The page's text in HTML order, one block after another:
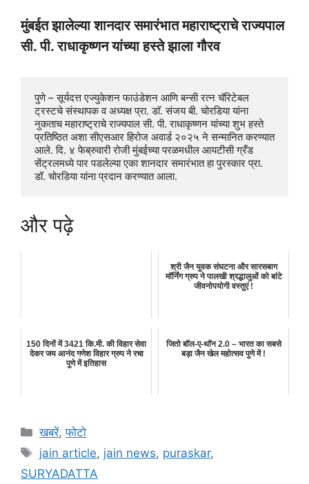
मुंबईत झालेल्या शानदार समारंभात महाराष्ट्राचे राज्यपाल
सी. पी. राधाकृष्णन यांच्या हस्ते झाला गौरव
पुणे – सूर्यदत्त एज्युकेशन फाउंडेशन आणि बन्सी रत्न चॅरिटेबल
ट्रस्टचे संस्थापक व अध्यक्ष प्रा. डाॅ. संजय बी. चोरडिया यांना
नुकताच महाराष्ट्राचे राज्यपाल सी. पी. राधाकृष्णन यांच्या शुभ हस्ते
प्रतिष्ठित अशा सीएसआर हिरोज अवार्ड २०२५ ने सन्मानित करण्यात
आले. दि. ४ फेब्रुवारी रोजी मुंबईच्या परळमधील आयटीसी ग्रँड
सेंट्रलमध्ये पार पडलेल्या एका शानदार समारंभात हा पुरस्कार प्रा.
डॉ. चोरडिया यांना प्रदान करण्यात आला.
और पढ़े
श्री जैन युवक संघटना और सारसबाग
मॉर्निंग ग्रुप ने पालखी श्रद्धालुओं को बांटे
जीवनोपयोगी वस्तुएं !
150 दिनों में 3421 कि.मी. की विहार सेवा
देकर जय आनंद गणेश विहार ग्रुप ने रचा
पुणे में इतिहास
जितो बॉल-ए-थॉन 2.0 – भारत का सबसे
बड़ा जैन खेल महोत्सव पुणे में !
Categories
खबरें,फोटो
Tags
jain article, jain news, puraskar,
SURYADATTA